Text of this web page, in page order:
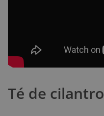
Té de cilantro